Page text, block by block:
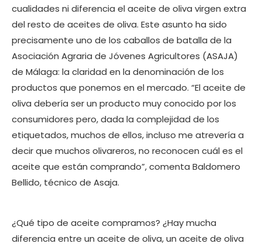
cualidades ni diferencia el aceite de oliva virgen extra
del resto de aceites de oliva. Este asunto ha sido
precisamente uno de los caballos de batalla de la
Asociación Agraria de Jóvenes Agricultores (ASAJA)
de Málaga: la claridad en la denominación de los
productos que ponemos en el mercado. “El aceite de
oliva debería ser un producto muy conocido por los
consumidores pero, dada la complejidad de los
etiquetados, muchos de ellos, incluso me atrevería a
decir que muchos olivareros, no reconocen cuál es el
aceite que están comprando”, comenta Baldomero
Bellido, técnico de Asaja.
¿Qué tipo de aceite compramos? ¿Hay mucha
diferencia entre un aceite de oliva, un aceite de oliva